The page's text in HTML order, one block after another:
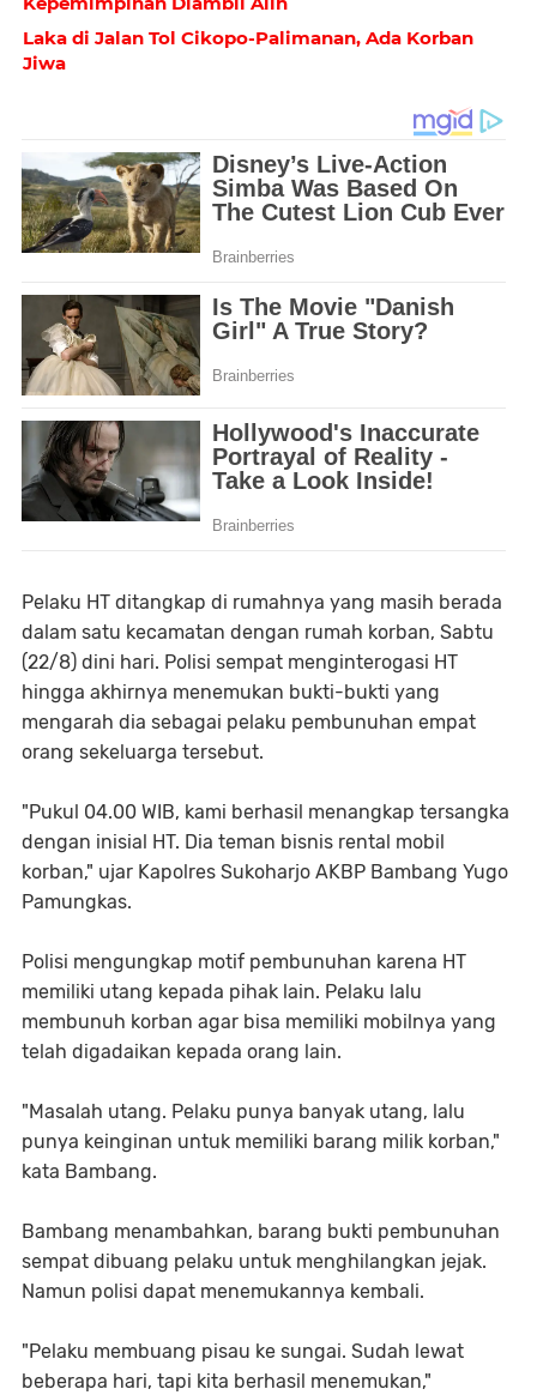
Laka di Jalan Tol Cikopo-Palimanan, Ada Korban
Jiwa
Pelaku HT ditangkap di rumahnya yang masih berada
dalam satu kecamatan dengan rumah korban, Sabtu
(22/8) dini hari. Polisi sempat menginterogasi HT
hingga akhirnya menemukan bukti-bukti yang
mengarah dia sebagai pelaku pembunuhan empat
orang sekeluarga tersebut.
"Pukul 04.00 WIB, kami berhasil menangkap tersangka
dengan inisial HT. Dia teman bisnis rental mobil
korban," ujar Kapolres Sukoharjo AKBP Bambang Yugo
Pamungkas.
Polisi mengungkap motif pembunuhan karena HT
memiliki utang kepada pihak lain. Pelaku lalu
membunuh korban agar bisa memiliki mobilnya yang
telah digadaikan kepada orang lain.
"Masalah utang. Pelaku punya banyak utang, lalu
punya keinginan untuk memiliki barang milik korban,"
kata Bambang.
Bambang menambahkan, barang bukti pembunuhan
sempat dibuang pelaku untuk menghilangkan jejak.
Namun polisi dapat menemukannya kembali.
"Pelaku membuang pisau ke sungai. Sudah lewat
beberapa hari, tapi kita berhasil menemukan,"